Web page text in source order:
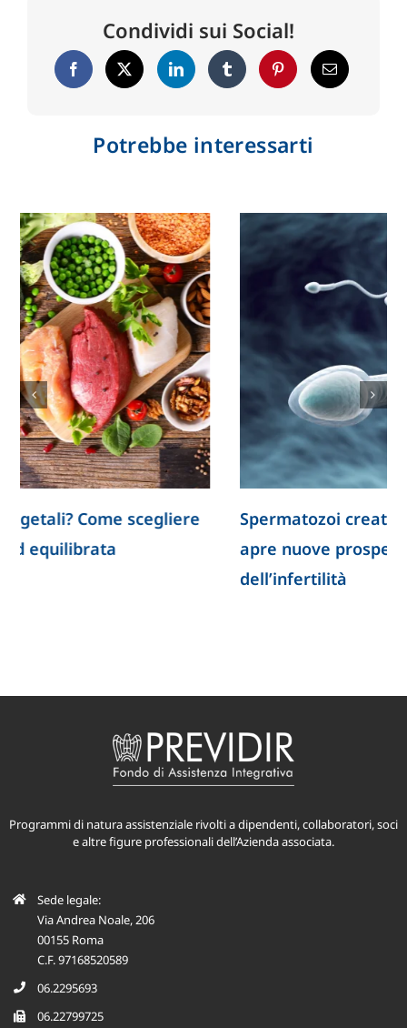
Condividi sui Social!
Potrebbe interessarti
Spermatozoi creati in laboratorio: la ricerca
apre nuove prospettive per lo studio
Programmi di natura assistenziale rivolti a dipendenti, collaboratori, soci
Sede legale:
Via Andrea Noale, 206
00155 Roma